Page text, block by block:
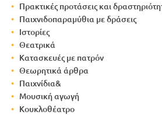
Πρακτικές προτάσεις και
Παιχνιδοπαραμύθια με δράσεις
Ιστορίες
Θεατρικά
Κατασκευές με πατρόν
Θεωρητικά άρθρα
Παιχνίδια&
Μουσική αγωγή
Κουκλοθέατρο